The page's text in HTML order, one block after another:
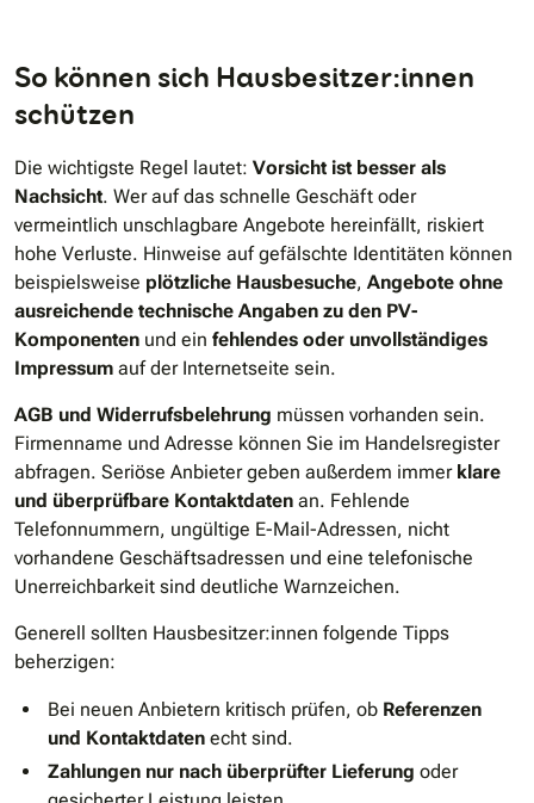
So können sich Hausbesitzer:innen
schützen
Die wichtigste Regel lautet: Vorsicht ist besser als
Nachsicht. Wer auf das schnelle Geschäft oder
vermeintlich unschlagbare Angebote hereinfällt, riskiert
hohe Verluste. Hinweise auf gefälschte Identitäten können
beispielsweise plötzliche Hausbesuche, Angebote ohne
ausreichende technische Angaben zu den PV-
Komponenten und ein fehlendes oder unvollständiges
Impressum auf der Internetseite sein.
AGB und Widerrufsbelehrung müssen vorhanden sein.
Firmenname und Adresse können Sie im Handelsregister
abfragen. Seriöse Anbieter geben außerdem immer klare
und überprüfbare Kontaktdaten an. Fehlende
Telefonnummern, ungültige E-Mail-Adressen, nicht
vorhandene Geschäftsadressen und eine telefonische
Unerreichbarkeit sind deutliche Warnzeichen.
Generell sollten Hausbesitzer:innen folgende Tipps
beherzigen:
Bei neuen Anbietern kritisch prüfen, ob Referenzen
und Kontaktdaten echt sind.
Zahlungen nur nach überprüfter Lieferung oder